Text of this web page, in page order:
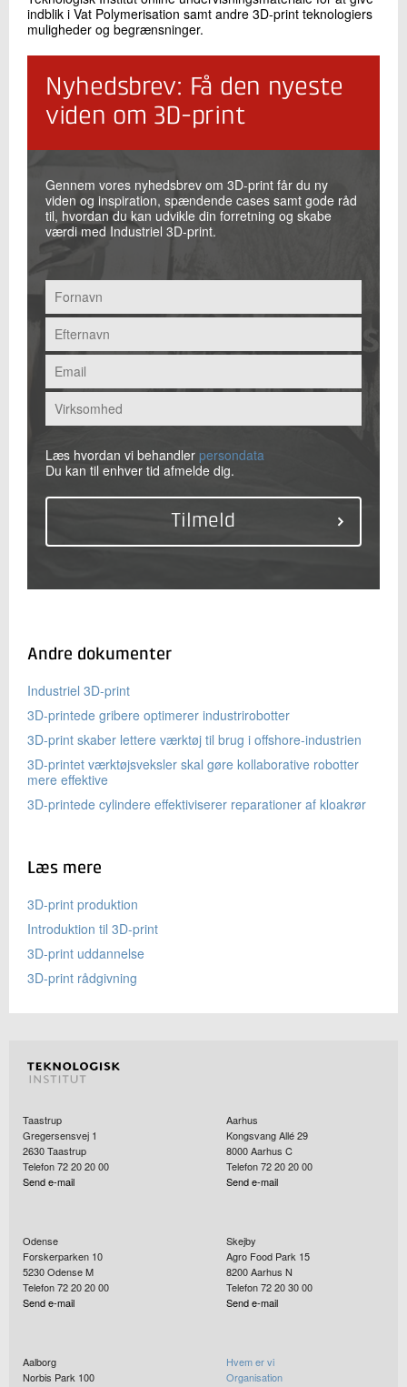
indblik i Vat Polymerisation samt andre 3D-print teknologiers
muligheder og begrænsninger.
Nyhedsbrev: Få den nyeste
viden om 3D-print
Gennem vores nyhedsbrev om 3D-print får du ny
viden og inspiration, spændende cases samt gode råd
til, hvordan du kan udvikle din forretning og skabe
værdi med Industriel 3D-print.
Læs hvordan vi behandler persondata
Du kan til enhver tid afmelde dig.
Andre dokumenter
Industriel 3D-print
3D-printede gribere optimerer industrirobotter
3D-print skaber lettere værktøj til brug i offshore-industrien
3D-printet værktøjsveksler skal gøre kollaborative robotter
mere effektive
3D-printede cylindere effektiviserer reparationer af kloakrør
Læs mere
3D-print produktion
Introduktion til 3D-print
3D-print uddannelse
3D-print rådgivning
Taastrup
Gregersensvej 1
2630Taastrup
Telefon 72 20 20 00
Send e-mail
Aarhus
Kongsvang Allé 29
8000Aarhus C
Telefon 72 20 20 00
Send e-mail
Odense
Forskerparken 10
5230Odense M
Telefon 72 20 20 00
Send e-mail
Skejby
Agro Food Park 15
8200Aarhus N
Telefon 72 20 30 00
Send e-mail
Aalborg
Norbis Park 100
Hvem er vi
Organisation